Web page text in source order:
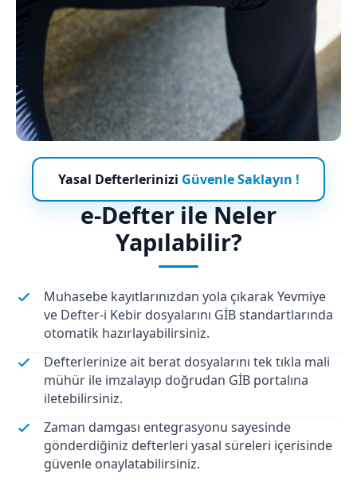
Yasal Defterlerinizi Güvenle Saklayın !
e-Defter ile Neler
Yapılabilir?
Muhasebe kayıtlarınızdan yola çıkarak Yevmiye
ve Defter-i Kebir dosyalarını GİB standartlarında
otomatik hazırlayabilirsiniz.
Defterlerinize ait berat dosyalarını tek tıkla mali
mühür ile imzalayıp doğrudan GİB portalına
iletebilirsiniz.
Zaman damgası entegrasyonu sayesinde
gönderdiğiniz defterleri yasal süreleri içerisinde
güvenle onaylatabilirsiniz.